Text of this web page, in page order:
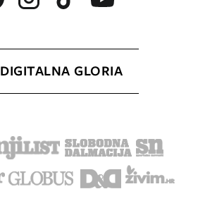
DIGITALNA GLORIA